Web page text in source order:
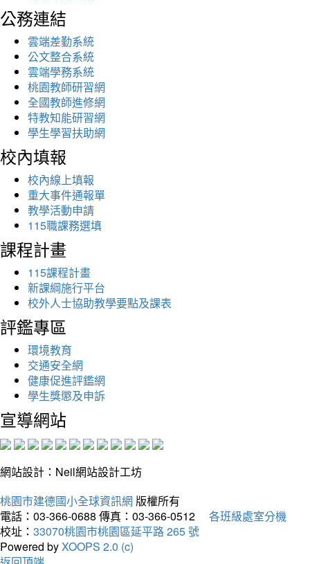
公務連結
雲端差勤系統
公文整合系統
雲端學務系統
桃園教師研習網
全國教師進修網
特教知能研習網
學生學習扶助網
校內填報
校內線上填報
重大事件通報單
教學活動申請
115職課務選填
課程計畫
115課程計畫
新課綱施行平台
校外人士協助教學要點及課表
評鑑專區
環境教育
交通安全網
健康促進評鑑網
學生獎懲及申訴
宣導網站
網站設計：Neil網站設計工坊
桃園市建德國小全球資訊網 版權所有
電話：03-366-0688 傳真：03-366-0512
各班級處室分機
校址： 33070桃園市桃園區延平路 265 號
Powered byXOOPS 2.0 (c)